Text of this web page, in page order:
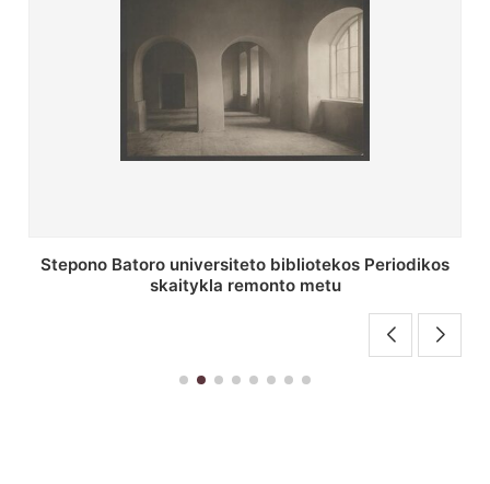
P. Smuglevičiaus salė Stepono Batoro universiteto
bibliotekos laikotarpiu